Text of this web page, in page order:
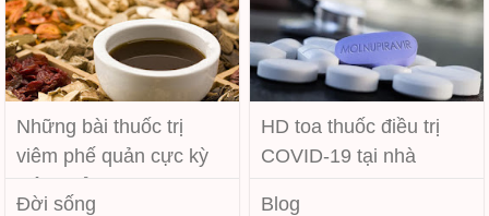
Những bài thuốc trị
viêm phế quản cực kỳ
hiệu quả
Đời sống
HD toa thuốc điều trị
COVID-19 tại nhà
Blog